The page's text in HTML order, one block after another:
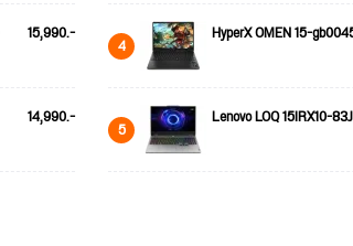
15,990.-
14,990.-
4 HyperX OMEN 15-
5 Lenovo LOQ 15IRX10-